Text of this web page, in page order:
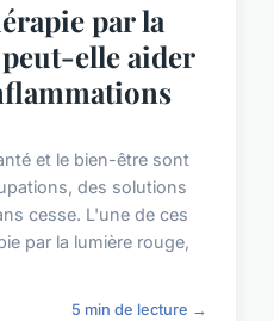
par la
elle aider
et le bien-être sont
des solutions
cesse. L'une de ces
par la lumière rouge,
5 min de lecture →